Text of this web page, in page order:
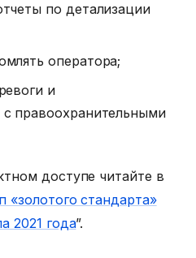
по детализации
оператора;
и
правоохранительными
доступе читайте в
«золотого стандарта»
2021 года”.